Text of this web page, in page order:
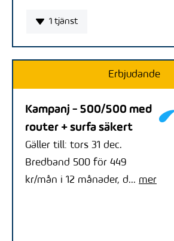
1 tjänst
Erbjudande
Kampanj - 500/500 med
router + surfa säkert
Gäller till: tors 31 dec.
Bredband 500 för 449
kr/mån i 12 månader, d... mer